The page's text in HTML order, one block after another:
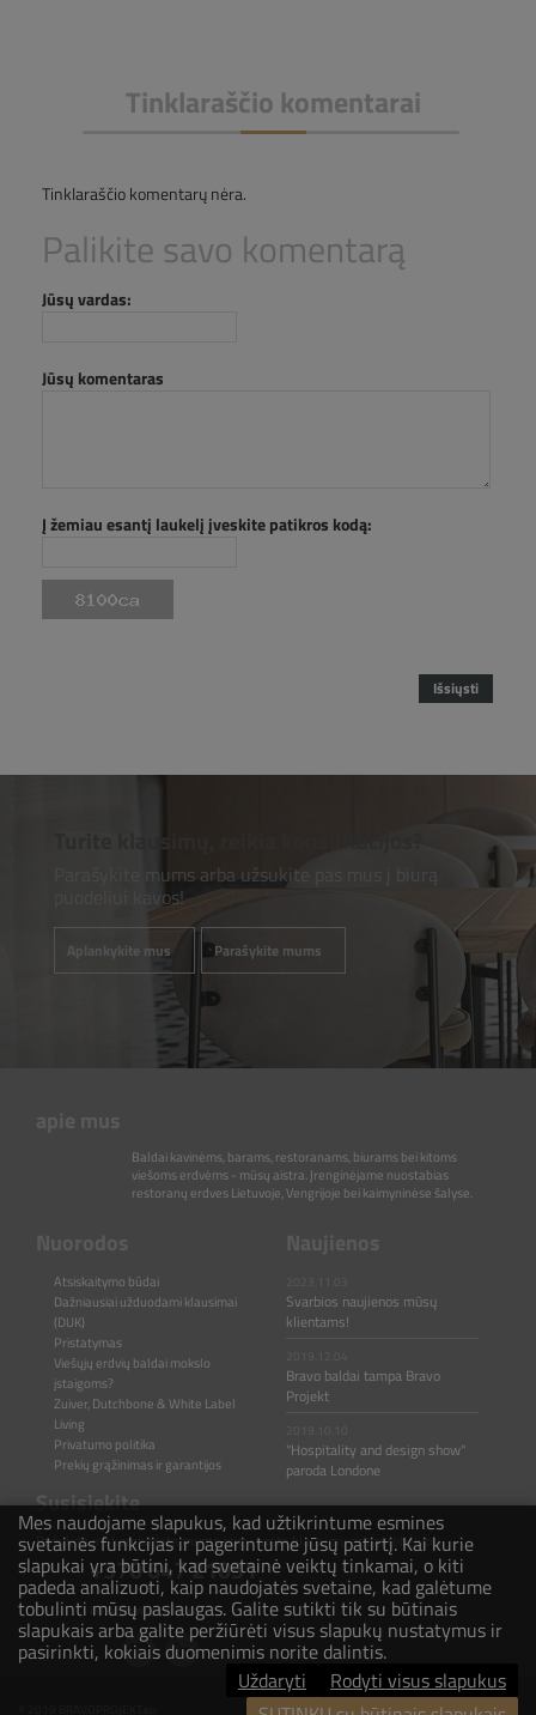
Tinklaraščio komentarai
Tinklaraščio komentarų nėra.
Palikite savo komentarą
Jūsų vardas:
Jūsų komentaras
Į žemiau esantį laukelį įveskite patikros kodą:
Išsiųsti
Turite klausimų, reikia konsultacijos?
Parašykite mums arba užsukite pas mus į biurą
puodeliui kavos!
Aplankykite mus Parašykite mums
Baldai kavinėms, barams, restoranams, biurams bei kitoms
viešoms erdvėms - mūsų aistra. Įrenginėjame nuostabias
restoranų erdves Lietuvoje, Vengrijoje bei kaimyninėse šalyse.
Atsiskaitymo būdai
Dažniausiai užduodami klausimai
(DUK)
Pristatymas
Viešųjų erdvių baldai mokslo
įstaigoms?
Zuiver, Dutchbone & White Label
Living
Privatumo politika
Prekių grąžinimas ir garantijos
Svarbios naujienos mūsų
klientams!
Bravo baldai tampa Bravo
Projekt
"Hospitality and design show"
paroda Londone
Susisiekite
Rašykite ir skambinkite mums jeigu turite klausimų ar pastebėjimų.
+370 647 21031
hello@bravoprojekt.eu
Mes naudojame slapukus, kad užtikrintume esmines
svetainės funkcijas ir pagerintume jūsų patirtį. Kai kurie
slapukai yra būtini, kad svetainė veiktų tinkamai, o kiti
padeda analizuoti, kaip naudojatės svetaine, kad galėtume
tobulinti mūsų paslaugas. Galite sutikti tik su būtinais
slapukais arba galite peržiūrėti visus slapukų nustatymus ir
pasirinkti, kokiais duomenimis norite dalintis.
Uždaryti
Rodyti visus slapukus